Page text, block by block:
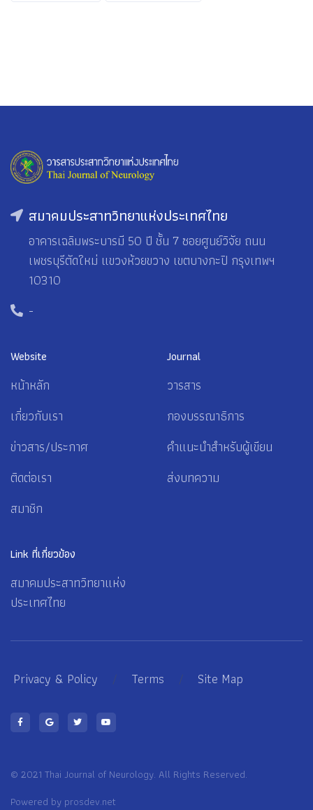
สมาคมประสาทวิทยาแห่งประเทศไทย
อาคารเฉลิมพระบารมี 50 ปี ชั้น 7 ซอยศูนย์วิจัย ถนน
เพชรบุรีตัดใหม่ แขวงห้วยขวาง เขตบางกะปิ กรุงเทพฯ
10310
-
Website
หน้าหลัก
เกี่ยวกับเรา
ข่าวสาร/ประกาศ
ติดต่อเรา
สมาชิก
Journal
วารสาร
กองบรรณาธิการ
คำแนะนำสำหรับผู้เขียน
ส่งบทความ
Link ที่เกี่ยวข้อง
สมาคมประสาทวิทยาแห่ง
ประเทศไทย
Privacy & Policy / Terms / Site Map
© 2021 Thai Journal of Neurology. All Rights Reserved.
Powered by prosdev.net